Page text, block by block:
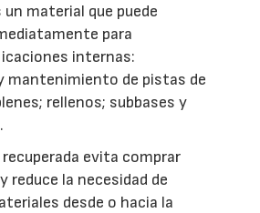
material que puede
para
internas:
mantenimiento de pistas de
rellenos; subbases y
evita comprar
reduce la necesidad de
desde o hacia la